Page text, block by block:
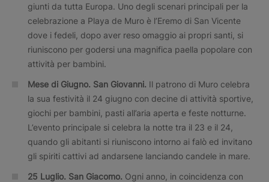
giunti da tutta Europa. Uno degli scenari principali per la
celebrazione a Playa de Muro è l’Eremo di San Vicente
dove i fedeli, dopo aver reso omaggio ai propri santi, si
riuniscono per godersi una magnifica paella popolare con
attività per bambini.
Mese di Giugno. San Giovanni. Il patrono di Muro celebra
la sua festività il 24 giugno con decine di attività sportive,
giochi per bambini, pasti all’aria aperta e feste notturne.
L’evento principale si celebra la notte tra il 23 e il 24,
quando gli abitanti si riuniscono intorno ai falò ed invitano
gli spiriti cattivi ad andarsene lanciando candele in mare.
25 Luglio. San Giacomo. Ogni anno, in coincidenza con